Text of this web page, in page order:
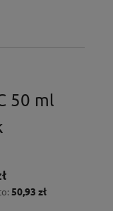
50 ml
50,93 zł